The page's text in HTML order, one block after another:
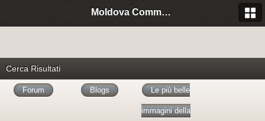
Moldova Community Italia
Cerca Risultati
Forum Blogs Le più belle
immagini della